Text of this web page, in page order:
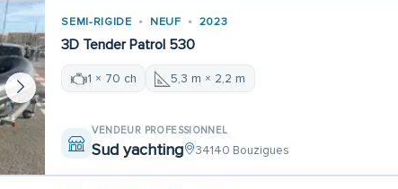
SEMI-RIGIDE NEUF 2023
3D Tender Patrol 530
1 × 70 ch 5,3 m × 2,2 m
VENDEUR PROFESSIONNEL
Sud yachting 34140 Bouzigues